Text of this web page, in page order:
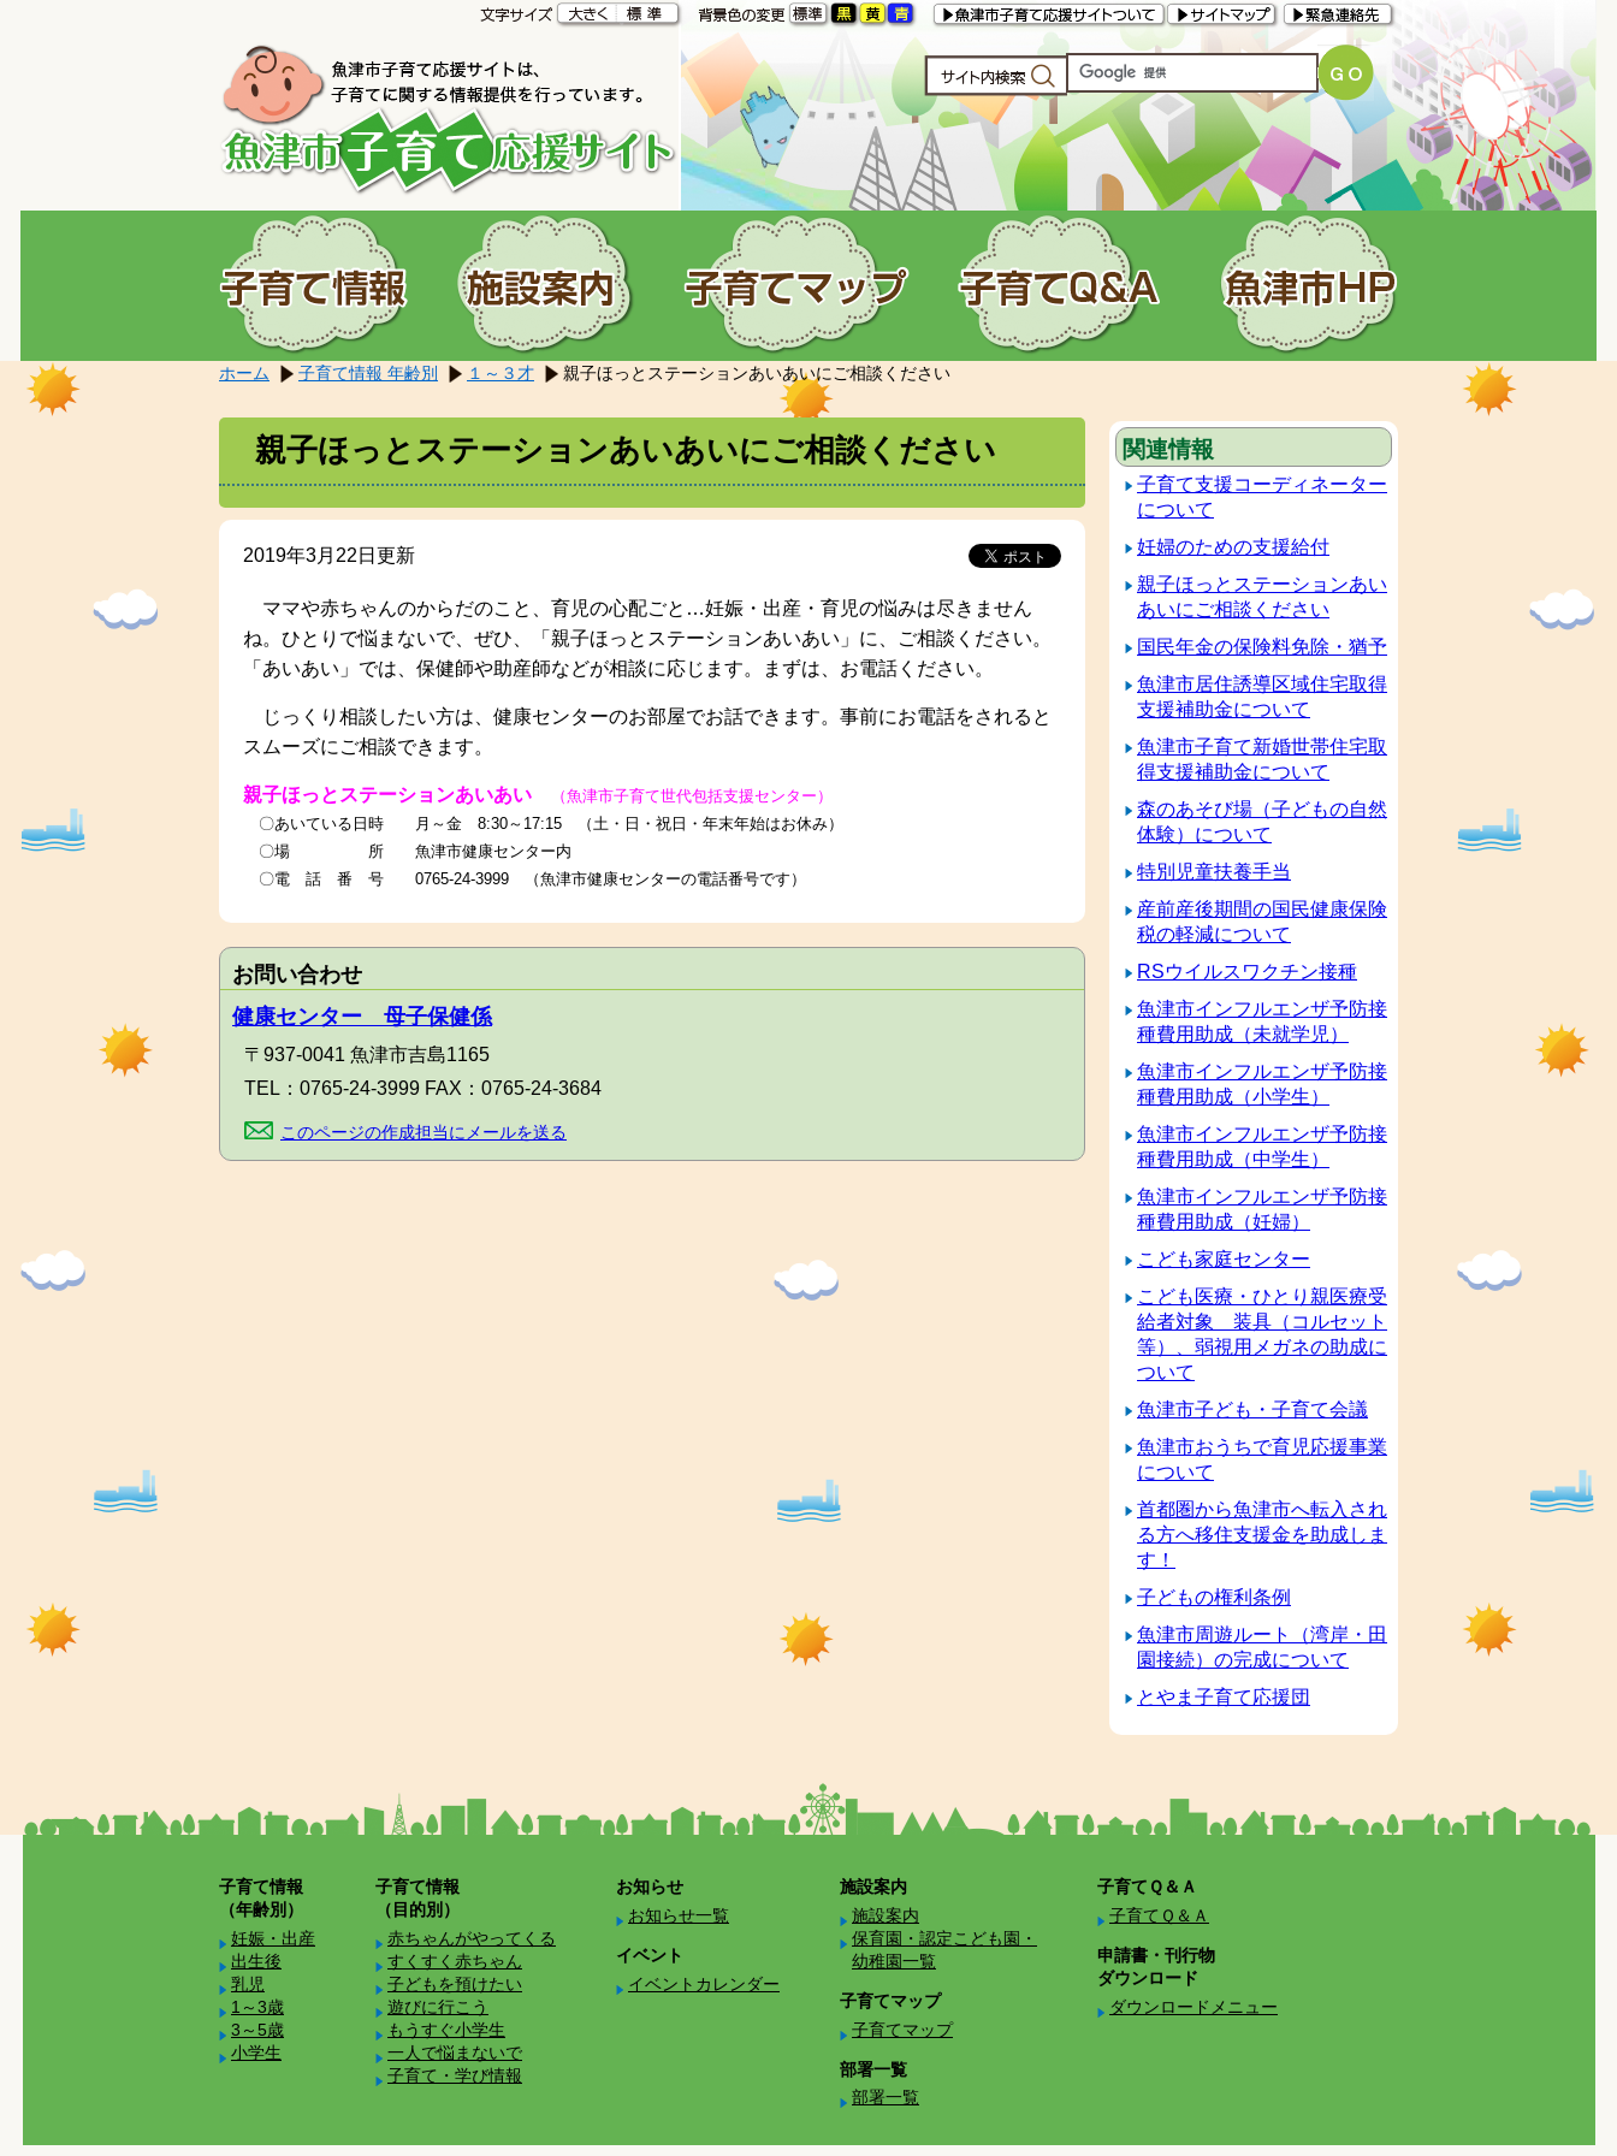
す。
す。
ホーム 子育て情報 年齢別 １～３才 親子ほっとステーションあいあいにご相談ください
親子ほっとステーションあいあいにご相談ください
2019年3月22日更新
ママや赤ちゃんのからだのこと、育児の心配ごと…妊娠・出産・育児の悩みは尽きません
ね。ひとりで悩まないで、ぜひ、「親子ほっとステーションあいあい」に、ご相談ください。
「あいあい」では、保健師や助産師などが相談に応じます。まずは、お電話ください。
じっくり相談したい方は、健康センターのお部屋でお話できます。事前にお電話をされると
スムーズにご相談できます。
親子ほっとステーションあいあい
（魚津市子育て世代包括支援センター）
〇あいている日時 月～金 8:30～17:15 （土・日・祝日・年末年始はお休み）
〇場 所 魚津市健康センター内
〇電 話 番 号 0765-24-3999 （魚津市健康センターの電話番号です）
お問い合わせ
健康センター 母子保健係
〒937-0041 魚津市吉島1165
TEL： 0765-24-3999 FAX： 0765-24-3684
このページの作成担当にメールを送る
関連情報
子育て支援コーディネーター
について
妊婦のための支援給付
親子ほっとステーションあい
あいにご相談ください
国民年金の保険料免除・猶予
魚津市居住誘導区域住宅取得
支援補助金について
魚津市子育て新婚世帯住宅取
得支援補助金について
森のあそび場（子どもの自然
体験）について
特別児童扶養手当
産前産後期間の国民健康保険
税の軽減について
RSウイルスワクチン接種
魚津市インフルエンザ予防接
種費用助成（未就学児）
魚津市インフルエンザ予防接
種費用助成（小学生）
魚津市インフルエンザ予防接
種費用助成（中学生）
魚津市インフルエンザ予防接
種費用助成（妊婦）
こども家庭センター
こども医療・ひとり親医療受
給者対象 装具（コルセット
等）、弱視用メガネの助成に
ついて
魚津市子ども・子育て会議
魚津市おうちで育児応援事業
について
首都圏から魚津市へ転入され
る方へ移住支援金を助成しま
す！
子どもの権利条例
魚津市周遊ルート（湾岸・田
園接続）の完成について
とやま子育て応援団
子育て情報
（年齢別）
妊娠・出産
出生後
乳児
1～3歳
3～5歳
小学生
子育て情報
（目的別）
赤ちゃんがやってくる
すくすく赤ちゃん
子どもを預けたい
遊びに行こう
もうすぐ小学生
一人で悩まないで
子育て・学び情報
お知らせ
お知らせ一覧
イベント
イベントカレンダー
施設案内
施設案内
保育園・認定こども園・
幼稚園一覧
子育てマップ
子育てマップ
部署一覧
部署一覧
子育てＱ＆Ａ
子育てＱ＆Ａ
申請書・刊行物
ダウンロード
ダウンロードメニュー